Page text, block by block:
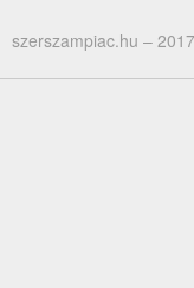
szerszampiac.hu –